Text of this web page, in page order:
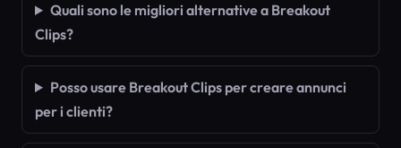
Quali sono le migliori alternative a Breakout
Clips?
Posso usare Breakout Clips per creare annunci
per i clienti?